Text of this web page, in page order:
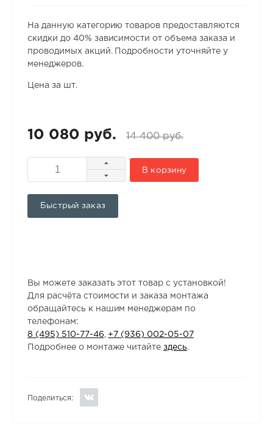
На данную категорию товаров предоставляются
скидки до 40% зависимости от объема заказа и
проводимых акций. Подробности уточняйте у
менеджеров.
Цена за шт.
10 080 руб. 14 400 руб.
В корзину
Быстрый заказ
Вы можете заказать этот товар с установкой!
Для расчёта стоимости и заказа монтажа
обращайтесь к нашим менеджерам по
телефонам:
8 (495) 510-77-46
+7 (936) 002-05-07
Подробнее о монтаже читайтездесь.
Поделиться: